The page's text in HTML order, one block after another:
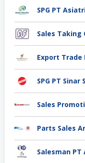
SPG PT
SPG PT
Salesman